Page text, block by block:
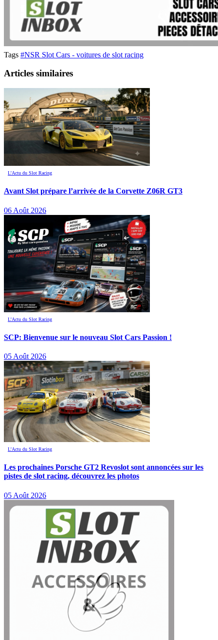
Tags #NSR Slot Cars - voitures de slot racing
Articles similaires
L’Actu du Slot Racing
Avant Slot prépare l’arrivée de la Corvette Z06R GT3
06 Août 2026
L’Actu du Slot Racing
SCP: Bienvenue sur le nouveau Slot Cars Passion !
05 Août 2026
L’Actu du Slot Racing
Les prochaines Porsche GT2 Revoslot sont annoncées sur les
pistes de slot racing, découvrez les photos
05 Août 2026